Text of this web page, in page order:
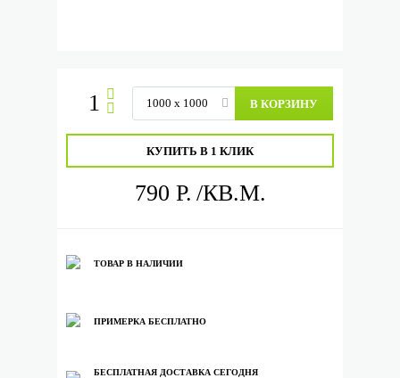
В КОРЗИНУ
КУПИТЬ В 1 КЛИК
790 Р. /КВ.М.
ТОВАР В НАЛИЧИИ
ПРИМЕРКА БЕСПЛАТНО
БЕСПЛАТНАЯ ДОСТАВКА СЕГОДНЯ